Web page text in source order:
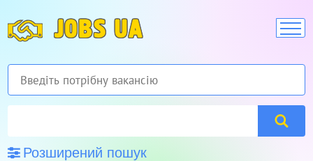
JOBS UA
Розширений пошук